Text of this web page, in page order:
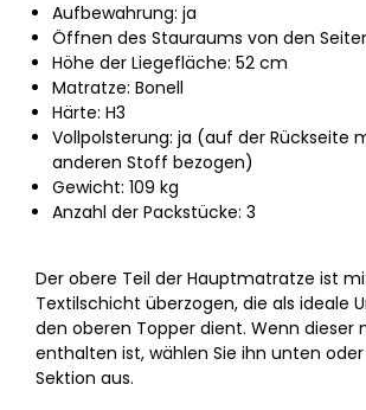
Aufbewahrung: ja
Öffnen des Stauraums von den
Höhe der Liegefläche: 52 cm
Matratze: Bonell
Härte: H3
Vollpolsterung: ja (auf der Rückseite
anderen Stoff bezogen)
Gewicht: 109 kg
Anzahl der Packstücke: 3
Der obere Teil der Hauptmatratze ist
Textilschicht überzogen, die als ideale
den oberen Topper dient. Wenn dieser
enthalten ist, wählen Sie ihn unten
Sektion aus.